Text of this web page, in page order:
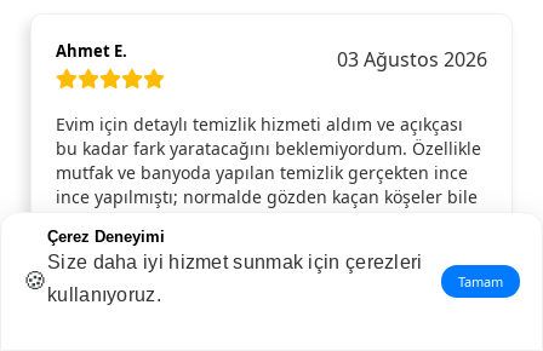
Ahmet E. 03 Ağustos 2026
Evim için detaylı temizlik hizmeti aldım ve açıkçası
bu kadar fark yaratacağını beklemiyordum. Özellikle
mutfak ve banyoda yapılan temizlik gerçekten ince
ince yapılmıştı; normalde gözden kaçan köşeler bile
Hepsi tertemizdi. Gelen ekip hem güler yüzlüydü
hem de işini aceleye getirmeden, özenle yaptı.
Temizlik bittikten sonra evde ferahlık hissi resmen
🍪
Çerez Deneyimi
Size daha iyi hizmet sunmak için çerezleri
kullanıyoruz.
Tamam